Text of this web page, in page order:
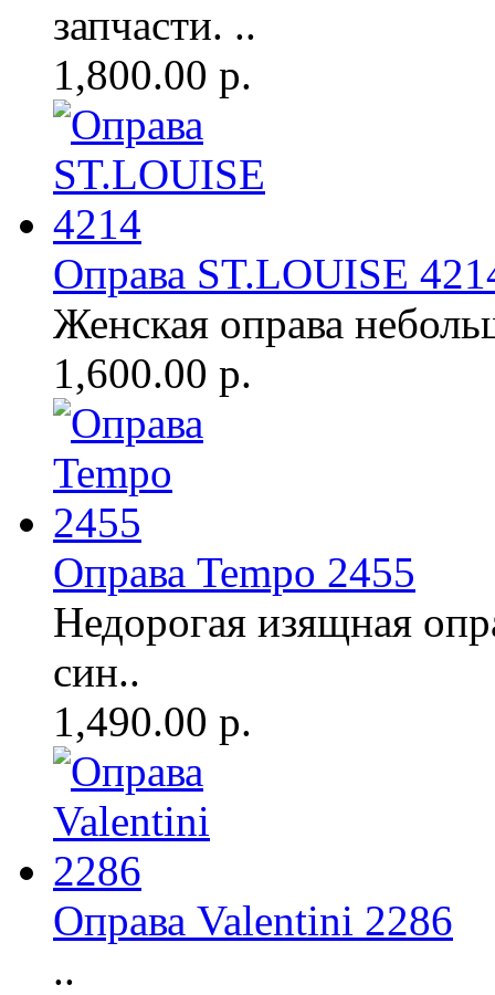
запчасти. ..
1,800.00 р.
Оправа ST.LOUISE
Женская оправа
1,600.00 р.
Оправа Tempo 2455
Недорогая изящная
син..
1,490.00 р.
Оправа Valentini 2286
..